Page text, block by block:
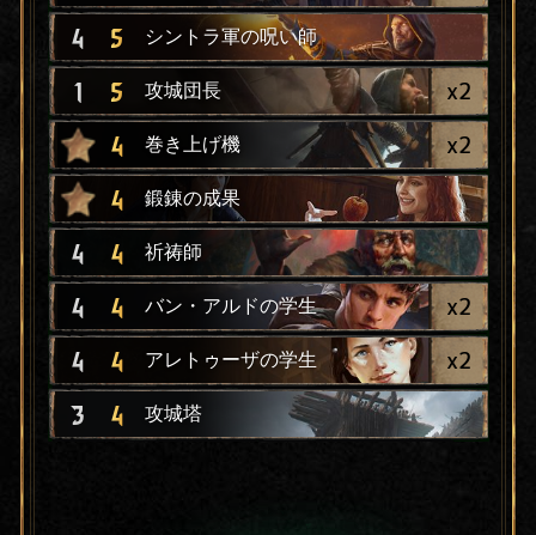
4 5 シントラ軍の呪い師
1 5 攻城団長 x2
4 巻き上げ機 x2
4 鍛錬の成果
4 4 祈祷師
4 4 バン・アルドの学生 x2
4 4 アレトゥーザの学生 x2
3 4 攻城塔